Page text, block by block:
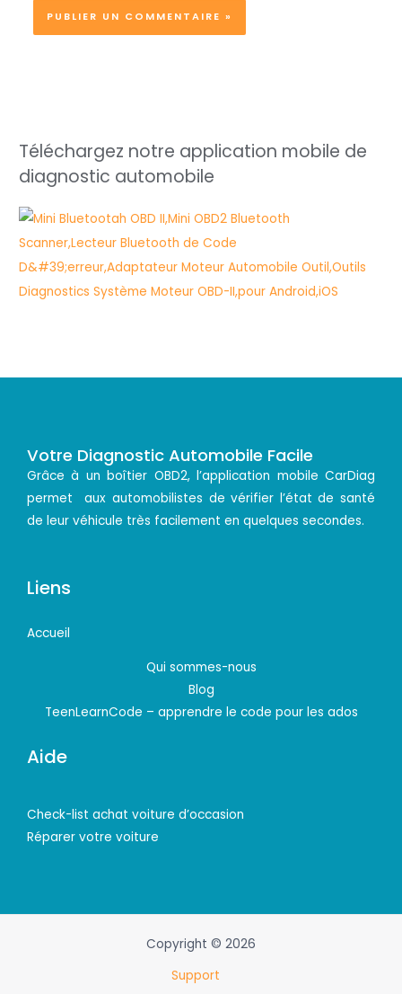
Téléchargez notre application mobile de
diagnostic automobile
Votre Diagnostic Automobile Facile
Grâce à un boîtier OBD2, l’application mobile CarDiag
permet aux automobilistes de vérifier l’état de santé
de leur véhicule très facilement en quelques secondes.
Liens
Accueil
Qui sommes-nous
Blog
TeenLearnCode – apprendre le code pour les ados
Aide
Check-list achat voiture d’occasion
Réparer votre voiture
Copyright © 2026
Support